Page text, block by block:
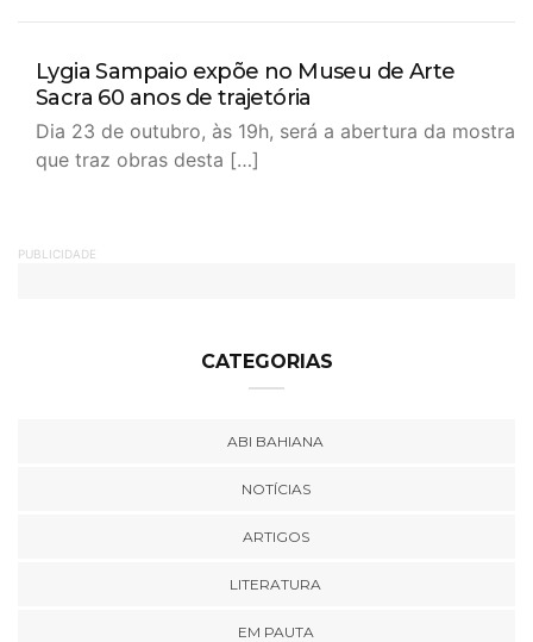
Lygia Sampaio expõe no Museu de Arte
Sacra 60 anos de trajetória
Dia 23 de outubro, às 19h, será a abertura da mostra
que traz obras desta […]
PUBLICIDADE
CATEGORIAS
ABI BAHIANA
NOTÍCIAS
ARTIGOS
LITERATURA
EM PAUTA